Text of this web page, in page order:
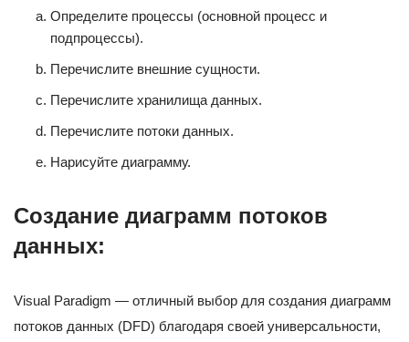
Определите процессы (основной процесс и
подпроцессы).
Перечислите внешние сущности.
Перечислите хранилища данных.
Перечислите потоки данных.
Нарисуйте диаграмму.
Создание диаграмм потоков
данных:
Visual Paradigm — отличный выбор для создания диаграмм
потоков данных (DFD) благодаря своей универсальности,